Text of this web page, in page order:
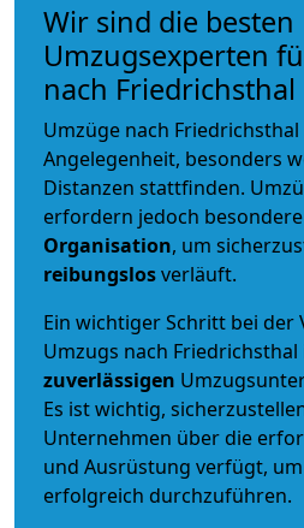
Wir sind die besten
Umzugsexperten
nach Friedrichsthal
Umzüge nach
Angelegenheit, besonders
Distanzen stattfinden.
erfordern jedoch besondere
Organisation, um
reibungslosverläuft.
Ein wichtiger Schritt bei der
Umzugs nach
zuverlässigen
Es ist wichtig,
Unternehmen über die
und Ausrüstung verfügt,
erfolgreich durchzuführen.